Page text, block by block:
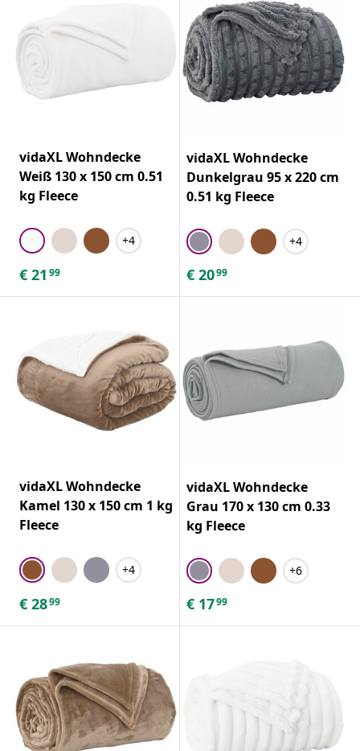
vidaXL Wohndecke
Weiß 130 x 150 cm 0.51
kg Fleece
+4
€ 21 99
vidaXL Wohndecke
Dunkelgrau 95 x 220 cm
0.51 kg Fleece
+4
€ 2099
vidaXL Wohndecke
Kamel 130 x 150 cm 1 kg
Fleece
+4
€ 2899
vidaXL Wohndecke
Grau 170 x 130 cm 0.33
kg Fleece
+6
€ 1799